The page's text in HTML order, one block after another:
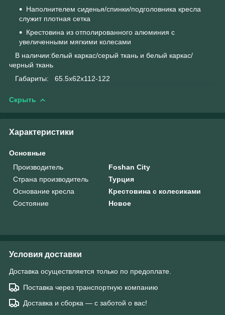
Наполнителем сиденья/спинки/подголовника кресла
служит плотная сетка
Крестовина из отполированного алюминия с
увеличенными мягкими колесами
В наличии:белый каркас/серый ткань и белый каркас/
черный ткань
Габариты: 65.5x62x112-122
Скрыть
Характеристики
Основные
Производитель
Foshan City
Страна производитель
Турция
Основание кресла
Крестовина с колесиками
Состояние
Новое
Условия доставки
Доставка осуществляется только по предоплате.
Поставка через транспортную компанию
Доставка и сборка — с заботой о вас!